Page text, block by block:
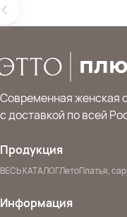
Современная женская
с доставкой по всей
Продукция
ВЕСЬ КАТАЛОГЛетоПлатья,
Информация